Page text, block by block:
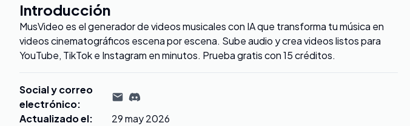
Introducción
MusVideo es el generador de videos musicales con IA que transforma tu música en
videos cinematográficos escena por escena. Sube audio y crea videos listos para
YouTube, TikTok e Instagram en minutos. Prueba gratis con 15 créditos.
Social y correo
electrónico:
Actualizado el:
29 may 2026